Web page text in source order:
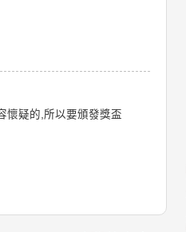
懷疑的,所以要頒發獎盃